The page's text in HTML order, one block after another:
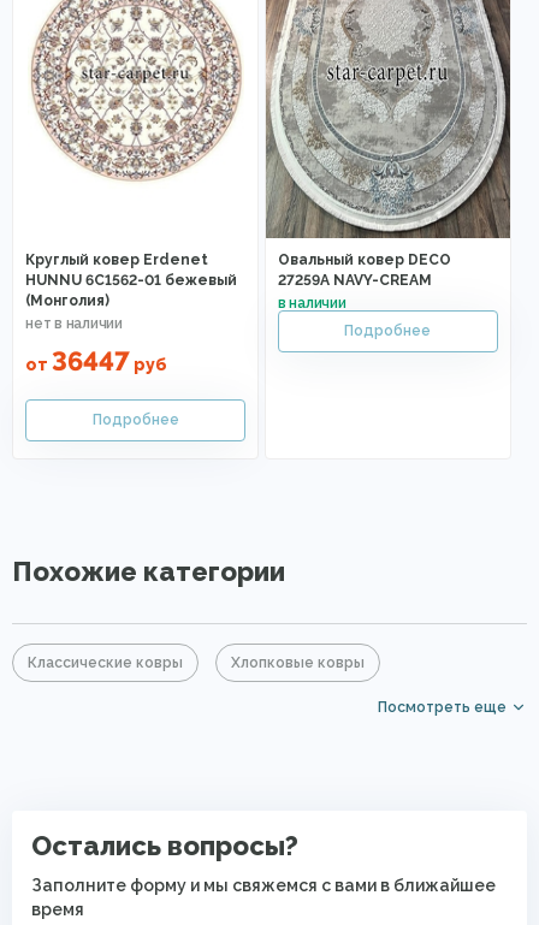
Круглый ковер Erdenet
HUNNU 6C1562-01 бежевый
(Монголия)
от 36447 руб
Овальный ковер DECO
27259A NAVY-CREAM
Похожие категории
Классические ковры Хлопковые ковры
Современные ковры в спальню
Безворсовые хлопковые ковры
Посмотреть еще
Остались вопросы?
Заполните форму и мы свяжемся с вами в ближайшее
время